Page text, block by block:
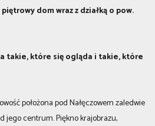
dom wraz z działką o pow.
takie, które się ogląda i takie, które
położona pod Nałęczowem zaledwie
jego centrum. Piękno krajobrazu,